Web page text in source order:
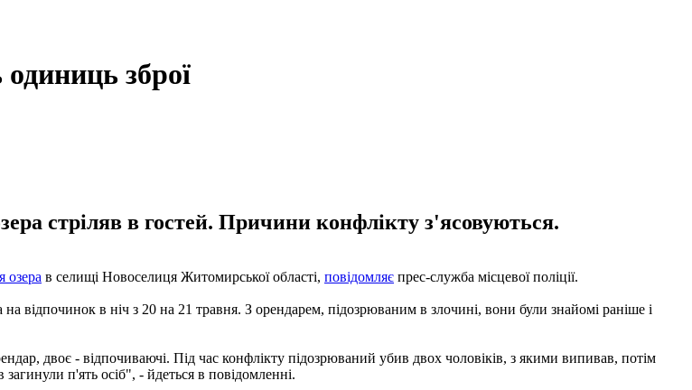
зброї
стріляв в гостей. Причини конфлікту з'ясовуються.
озера в селищі Новоселиця Житомирської області, повідомляє прес-служба місцевої поліції.
відпочинок в ніч з 20 на 21 травня. З орендарем, підозрюваним в злочині, вони були знайомі раніше і
двоє - відпочиваючі. Під час конфлікту підозрюваний убив двох чоловіків, з якими випивав, потім
п'ять осіб", - йдеться в повідомленні.